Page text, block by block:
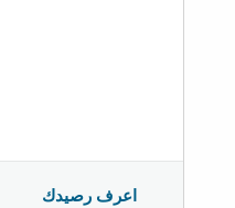
اعرف رصيدك